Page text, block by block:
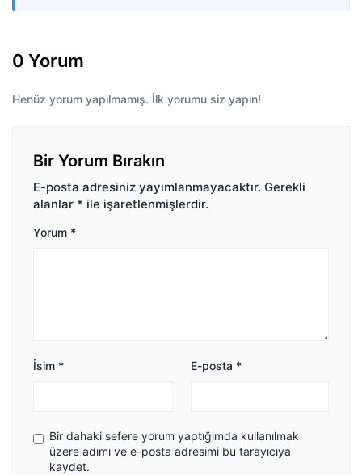
0 Yorum
Henüz yorum yapılmamış. İlk yorumu siz yapın!
Bir Yorum Bırakın
E-posta adresiniz yayımlanmayacaktır. Gerekli
alanlar * ile işaretlenmişlerdir.
Yorum *
İsim * E-posta *
Bir dahaki sefere yorum yaptığımda kullanılmak
üzere adımı ve e-posta adresimi bu tarayıcıya
kaydet.